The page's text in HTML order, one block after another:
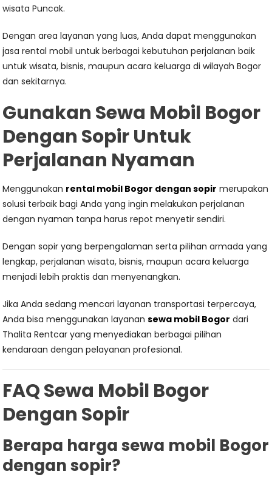
wisata Puncak.
Dengan area layanan yang luas, Anda dapat menggunakan
jasa rental mobil untuk berbagai kebutuhan perjalanan baik
untuk wisata, bisnis, maupun acara keluarga di wilayah Bogor
dan sekitarnya.
Gunakan Sewa Mobil Bogor
Dengan Sopir Untuk
Perjalanan Nyaman
Menggunakan rental mobil Bogor dengan sopir merupakan
solusi terbaik bagi Anda yang ingin melakukan perjalanan
dengan nyaman tanpa harus repot menyetir sendiri.
Dengan sopir yang berpengalaman serta pilihan armada yang
lengkap, perjalanan wisata, bisnis, maupun acara keluarga
menjadi lebih praktis dan menyenangkan.
Jika Anda sedang mencari layanan transportasi terpercaya,
Anda bisa menggunakan layanansewa mobil Bogor dari
Thalita Rentcar yang menyediakan berbagai pilihan
kendaraan dengan pelayanan profesional.
FAQ Sewa Mobil Bogor
Dengan Sopir
Berapa harga sewa mobil Bogor
dengan sopir?